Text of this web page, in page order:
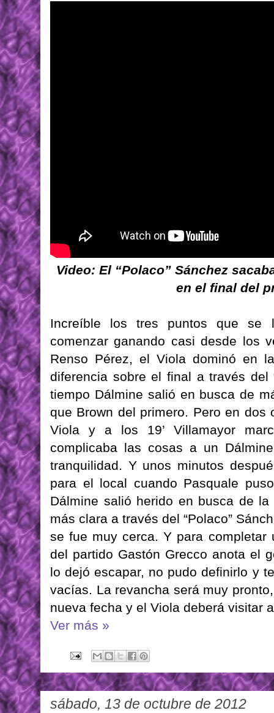
Video: El “Polaco” Sánchez
en el final del
Increíble los tres puntos que se
comenzar ganando casi desde los
Renso Pérez, el Viola dominó en
diferencia sobre el final a través del
tiempo Dálmine salió en busca de
que Brown del primero. Pero en
Viola y a los 19’ Villamayor
complicaba las cosas a un
tranquilidad. Y unos minutos
para el local cuando Pasquale
Dálmine salió herido en busca de
más clara a través del “Polaco”
se fue muy cerca. Y para
del partido Gastón Grecco anota el
lo dejó escapar, no pudo definirlo y
vacías. La revancha será muy
nueva fecha y el Viola deberá visitar
Ver más »
sábado, 13 de octubre de 2012